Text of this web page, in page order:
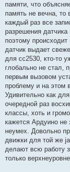
памяти, что
память не вечна, то
каждый раз все
разрешения
поэтому
датчик выдает
для сс2530, кто-то
глобально не стал,
первым вызовом
проблему и на этом
Удивительно как
очередной раз
классы, хоть и
кажется Ардуино не
неумех. Довольно
движки для той же
делают всю работу
только